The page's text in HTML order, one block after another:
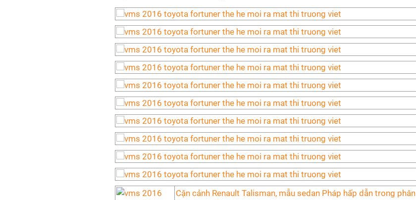
Cận cảnh Renault Talisman, mẫu sedan Pháp hấp dẫn trong phân